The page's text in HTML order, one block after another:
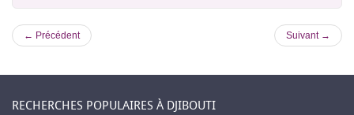
← Précédent Suivant →
RECHERCHES POPULAIRES À DJIBOUTI